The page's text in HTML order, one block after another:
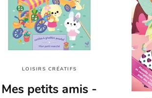
LOISIRS CRÉATIFS
Mes petits amis -